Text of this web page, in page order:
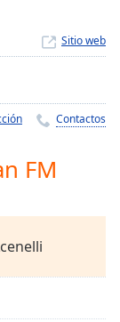
Sitio web
Contactos
FM